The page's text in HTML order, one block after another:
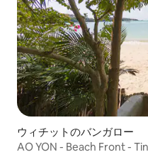
ウィチットのバンガロー
AO YON - Beach Front -